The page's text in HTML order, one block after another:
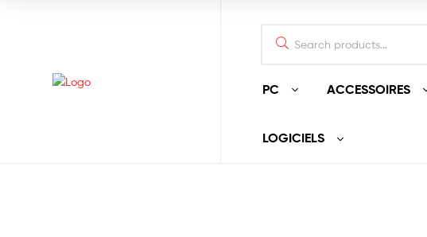
PC ACCESSOIRES
LOGICIELS